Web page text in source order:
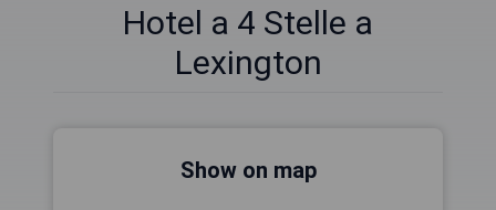
Hotel a 4 Stelle a
Lexington
Show on map